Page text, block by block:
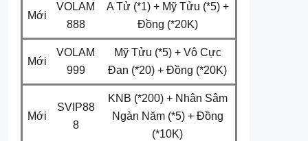
Mới
VOLAM
888
A Tử (*1) + Mỹ Tửu (*5) +
Đồng (*20K)
Mới
VOLAM
999
Mỹ Tửu (*5) + Vô Cực
Đan (*20) + Đồng (*20K)
Mới
SVIP88
8
KNB (*200) + Nhân Sâm
Ngàn Năm (*5) + Đồng
(*10K)